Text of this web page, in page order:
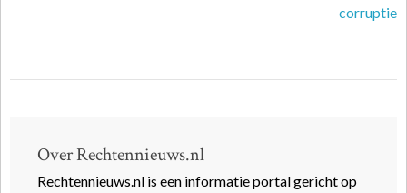
corruptie
Over Rechtennieuws.nl
Rechtennieuws.nl is een informatie portal gericht op